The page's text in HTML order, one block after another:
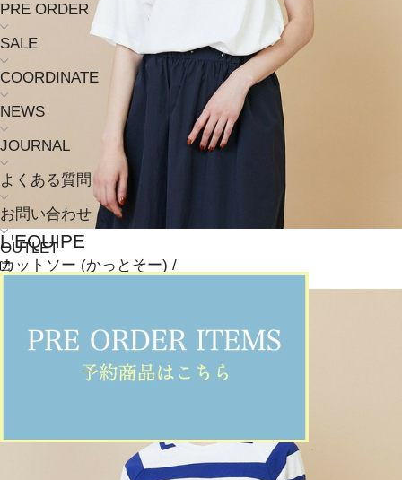
PRE ORDER
SALE
COORDINATE
NEWS
JOURNAL
よくある質問
お問い合わせ
OUTLET
L'EQUIPE
カットソー (かっとそー) /